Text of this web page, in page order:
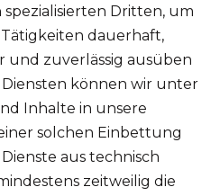
Dritten, um
dauerhaft,
und zuverlässig ausüben
können wir unter
Inhalte in unsere
solchen Einbettung
aus technisch
zeitweilig die